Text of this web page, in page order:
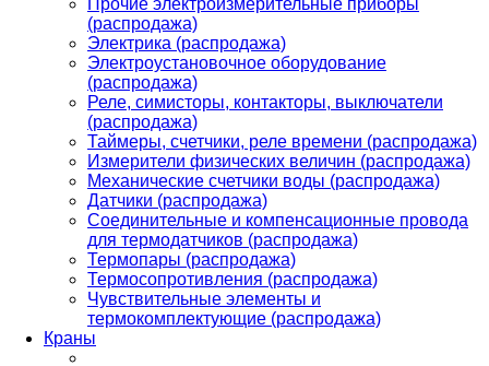
(распродажа)
Электрика (распродажа)
Электроустановочное оборудование
(распродажа)
Реле, симисторы, контакторы, выключатели
(распродажа)
Таймеры, счетчики, реле времени (распродажа)
Измерители физических величин (распродажа)
Механические счетчики воды (распродажа)
Датчики (распродажа)
Соединительные и компенсационные провода
для термодатчиков (распродажа)
Термопары (распродажа)
Термосопротивления (распродажа)
Чувствительные элементы и
термокомплектующие (распродажа)
Краны